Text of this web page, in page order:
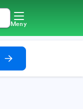
Meny